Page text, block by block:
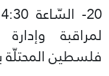
لمراقبة
فلسطين المحتلّة